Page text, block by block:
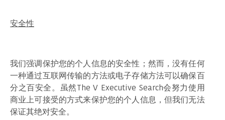
安全性
我们强调保护您的个人信息的安全性；然而，没有任何
一种通过互联网传输的方法或电子存储方法可以确保百
分之百安全。虽然The V Executive Search会努力使用
商业上可接受的方式来保护您的个人信息，但我们无法
保证其绝对安全。